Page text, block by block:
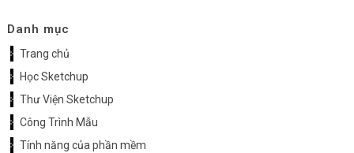
Danh mục
Trang chủ
Học Sketchup
Thư Viện Sketchup
Công Trình Mẫu
Tính năng của phần mềm